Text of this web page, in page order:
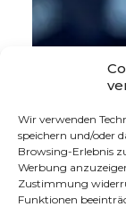
Wir verwenden
speichern und/oder
Browsing-Erlebnis
Werbung
Zustimmung
Funktionen
Positive
ein
selbst in